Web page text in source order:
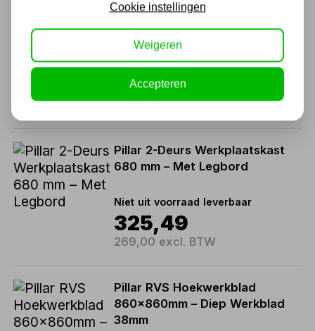
Pillar Werkblad Rubberhout
1360mm – Diep Werkblad 38mm
277,09
229,00 excl. BTW
Pillar 2-Deurs Werkplaatskast
680 mm – Met Legbord
Niet uit voorraad leverbaar
325,49
269,00 excl. BTW
Pillar RVS Hoekwerkblad
860x860mm – Diep Werkblad
38mm
Cookie instellingen
Weigeren
Accepteren